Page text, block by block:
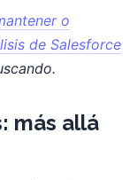
o
de Salesforce
más allá